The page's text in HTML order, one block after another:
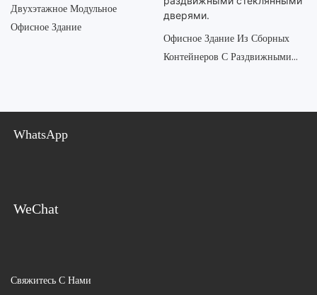
Двухэтажное Модульное
Офисное Здание
Офисное Здание Из Сборных
Контейнеров С Раздвижными
WhatsApp
WeChat
Свяжитесь С Нами